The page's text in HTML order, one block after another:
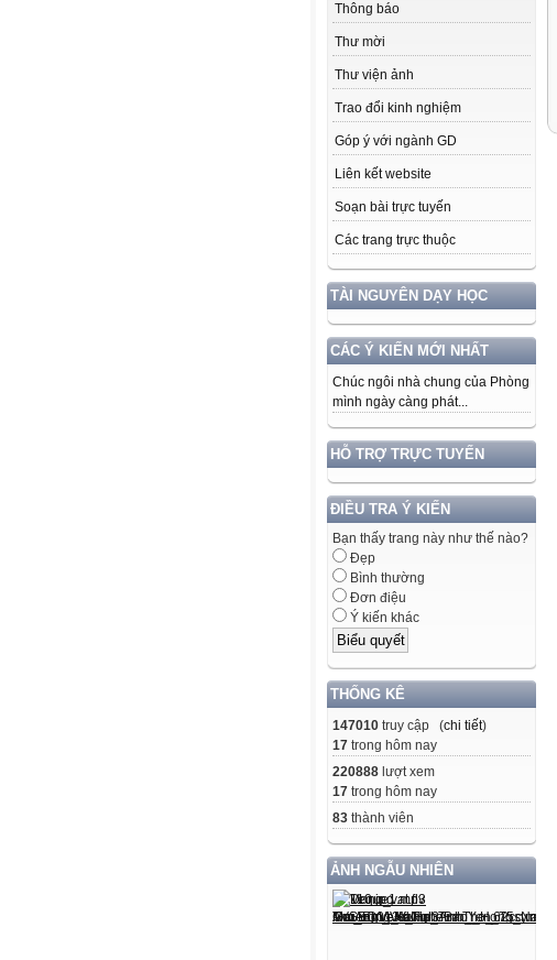
Thông báo
Thư mời
Thư viện ảnh
Trao đổi kinh nghiệm
Góp ý với ngành GD
Liên kết website
Soạn bài trực tuyến
Các trang trực thuộc
TÀI NGUYÊN DẠY HỌC
CÁC Ý KIẾN MỚI NHẤT
Chúc ngôi nhà chung của Phòng
mình ngày càng phát...
HỖ TRỢ TRỰC TUYẾN
ĐIỀU TRA Ý KIẾN
Bạn thấy trang này như thế nào?
Đẹp
Bình thường
Đơn điệu
Ý kiến khác
THỐNG KÊ
147010 truy cập (chi tiết)
17 trong hôm nay
220888 lượt xem
17 trong hôm nay
83 thành viên
ẢNH NGẪU NHIÊN